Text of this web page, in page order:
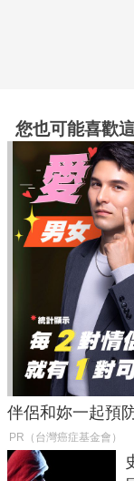
您也可能喜歡
伴侶和妳一起預
PR（台灣癌症基金會）